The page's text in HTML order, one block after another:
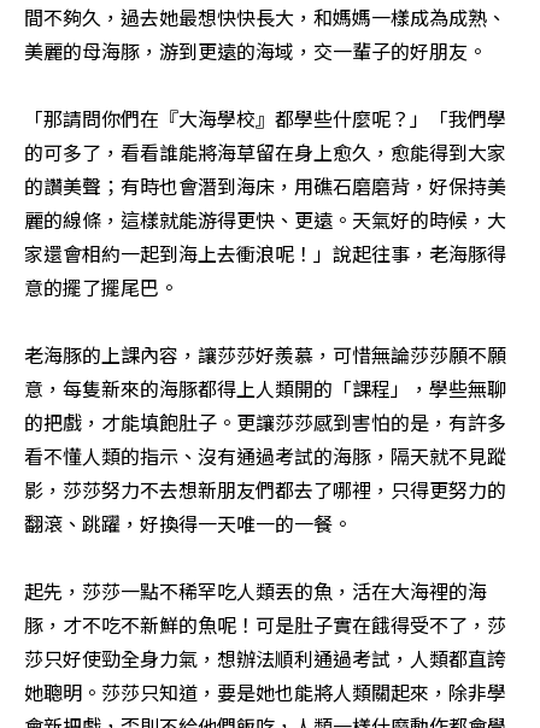
間不夠久，過去她最想快快長大，和媽媽一樣成為成熟、
美麗的母海豚，游到更遠的海域，交一輩子的好朋友。
「那請問你們在『大海學校』都學些什麼呢？」「我們學
的可多了，看看誰能將海草留在身上愈久，愈能得到大家
的讚美聲；有時也會潛到海床，用礁石磨磨背，好保持美
麗的線條，這樣就能游得更快、更遠。天氣好的時候，大
家還會相約一起到海上去衝浪呢！」說起往事，老海豚得
意的擺了擺尾巴。
老海豚的上課內容，讓莎莎好羨慕，可惜無論莎莎願不願
意，每隻新來的海豚都得上人類開的「課程」，學些無聊
的把戲，才能填飽肚子。更讓莎莎感到害怕的是，有許多
看不懂人類的指示、沒有通過考試的海豚，隔天就不見蹤
影，莎莎努力不去想新朋友們都去了哪裡，只得更努力的
翻滾、跳躍，好換得一天唯一的一餐。
起先，莎莎一點不稀罕吃人類丟的魚，活在大海裡的海
豚，才不吃不新鮮的魚呢！可是肚子實在餓得受不了，莎
莎只好使勁全身力氣，想辦法順利通過考試，人類都直誇
她聰明。莎莎只知道，要是她也能將人類關起來，除非學